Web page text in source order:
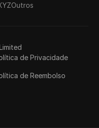
YZOutros
de Privacidade
de Reembolso